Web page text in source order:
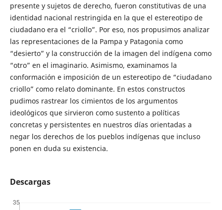
presente y sujetos de derecho, fueron constitutivas de una
identidad nacional restringida en la que el estereotipo de
ciudadano era el “criollo”. Por eso, nos propusimos analizar
las representaciones de la Pampa y Patagonia como
“desierto” y la construcción de la imagen del indígena como
“otro” en el imaginario. Asimismo, examinamos la
conformación e imposición de un estereotipo de “ciudadano
criollo” como relato dominante. En estos constructos
pudimos rastrear los cimientos de los argumentos
ideológicos que sirvieron como sustento a políticas
concretas y persistentes en nuestros días orientadas a
negar los derechos de los pueblos indígenas que incluso
ponen en duda su existencia.
Descargas